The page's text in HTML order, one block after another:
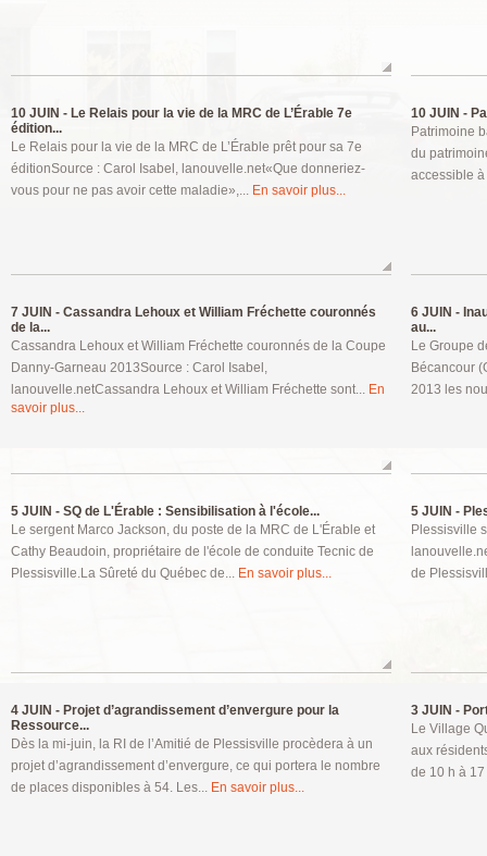
10 JUIN - Le Relais pour la vie de la MRC de L’Érable 7e
édition...
Le Relais pour la vie de la MRC de L’Érable prêt pour sa 7e
éditionSource : Carol Isabel, lanouvelle.net«Que donneriez-
vous pour ne pas avoir cette maladie»,... En savoir plus...
10 JUIN -
Patrimoine
du
accessible
7 JUIN - Cassandra Lehoux et William Fréchette couronnés
de la...
Cassandra Lehoux et William Fréchette couronnés de la Coupe
Danny-Garneau 2013Source : Carol Isabel,
lanouvelle.netCassandra Lehoux et William Fréchette sont... En
savoir plus...
6 JUIN -
au...
Le Groupe
Bécancour
2013 les
5 JUIN - SQ de L'Érable : Sensibilisation à l'école...
Le sergent Marco Jackson, du poste de la MRC de L'Érable et
Cathy Beaudoin, propriétaire de l'école de conduite Tecnic de
Plessisville.La Sûreté du Québec de... En savoir plus...
5 JUIN -
Plessisville
de
4 JUIN - Projet d’agrandissement d’envergure pour la
Ressource...
Dès la mi-juin, la RI de l’Amitié de Plessisville procèdera à un
projet d’agrandissement d’envergure, ce qui portera le nombre
de places disponibles à 54. Les... En savoir plus...
3 JUIN -
Le Village
aux
de 10 h à